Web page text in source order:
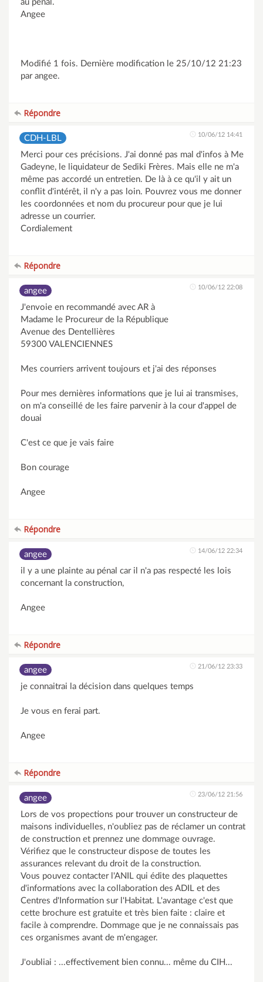
au pénal.
Angee
Modifié 1 fois. Dernière modification le 25/10/12 21:23
par angee.
Répondre
CDH-LBL 10/06/12 14:41
Merci pour ces précisions. J'ai donné pas mal d'infos à Me
Gadeyne, le liquidateur de Sediki Frères. Mais elle ne m'a
même pas accordé un entretien. De là à ce qu'il y ait un
conflit d'intérêt, il n'y a pas loin. Pouvrez vous me donner
les coordonnées et nom du procureur pour que je lui
adresse un courrier.
Cordialement
Répondre
angee 10/06/12 22:08
J'envoie en recommandé avec AR à
Madame le Procureur de la République
Avenue des Dentellières
59300 VALENCIENNES
Mes courriers arrivent toujours et j'ai des réponses
Pour mes dernières informations que je lui ai transmises,
on m'a conseillé de les faire parvenir à la cour d'appel de
douai
C'est ce que je vais faire
Bon courage
Angee
Répondre
angee 14/06/12 22:34
il y a une plainte au pénal car il n'a pas respecté les lois
concernant la construction,
Angee
Répondre
angee 21/06/12 23:33
je connaitrai la décision dans quelques temps
Je vous en ferai part.
Angee
Répondre
angee 23/06/12 21:56
Lors de vos propections pour trouver un constructeur de
maisons individuelles, n'oubliez pas de réclamer un contrat
de construction et prennez une dommage ouvrage.
Vérifiez que le constructeur dispose de toutes les
assurances relevant du droit de la construction.
Vous pouvez contacter l'ANIL qui édite des plaquettes
d'informations avec la collaboration des ADIL et des
Centres d'Information sur l'Habitat. L'avantage c'est que
cette brochure est gratuite et très bien faite : claire et
facile à comprendre. Dommage que je ne connaissais pas
ces organismes avant de m'engager.
J'oubliai : ...effectivement bien connu... même du CIH...